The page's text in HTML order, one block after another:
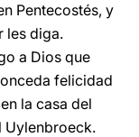
Pentecostés, y
les diga.
a Dios que
felicidad
la casa del
Uylenbroeck.